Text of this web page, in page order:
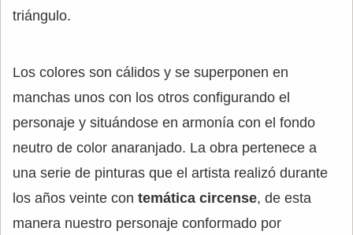
triángulo.
Los colores son cálidos y se superponen en
manchas unos con los otros configurando el
personaje y situándose en armonía con el fondo
neutro de color anaranjado. La obra pertenece a
una serie de pinturas que el artista realizó durante
los años veinte con temática circense, de esta
manera nuestro personaje conformado por